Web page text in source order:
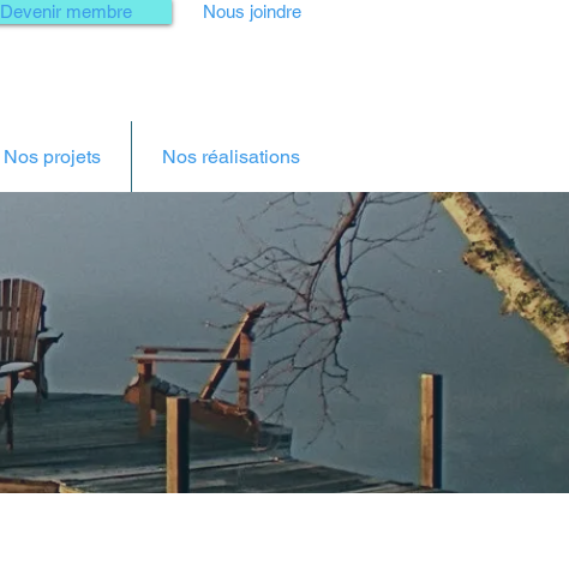
Devenir membre Nous joindre
Nos projets Nos réalisations